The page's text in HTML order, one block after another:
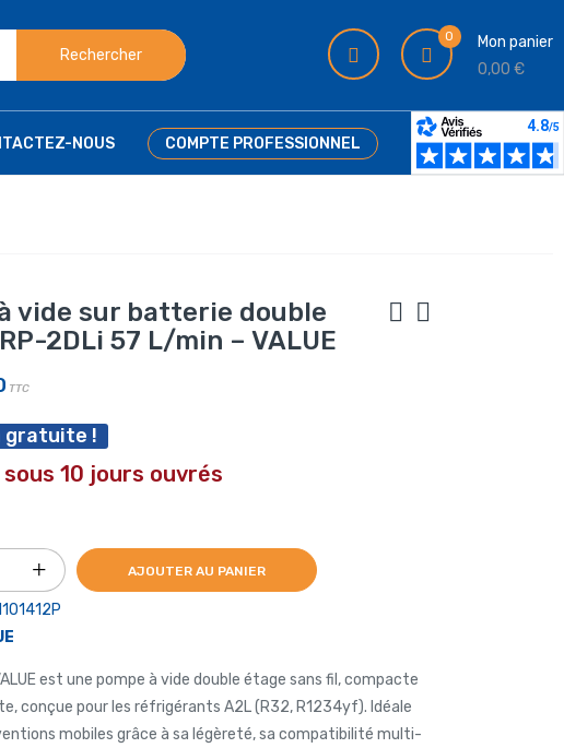
Rechercher
0
Mon panier
0,00 €
NOUS COMPTE PROFESSIONNEL
vide sur batterie double
2DLi 57 L/min – VALUE
TTC
gratuite !
10 jours ouvrés
AJOUTER AU PANIER
est une pompe à vide double étage sans fil, compacte
conçue pour les réfrigérants A2L (R32, R1234yf). Idéale
mobiles grâce à sa légèreté, sa compatibilité multi-